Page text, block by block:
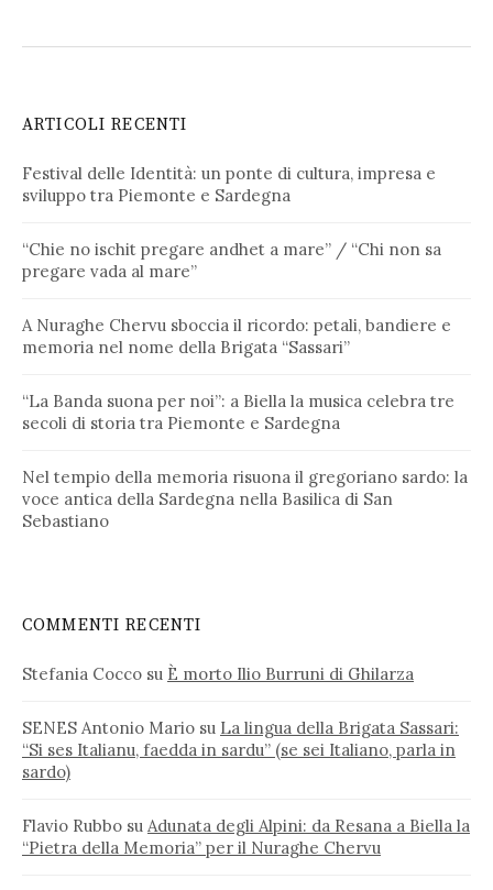
ARTICOLI RECENTI
Festival delle Identità: un ponte di cultura, impresa e
sviluppo tra Piemonte e Sardegna
“Chie no ischit pregare andhet a mare” / “Chi non sa
pregare vada al mare”
A Nuraghe Chervu sboccia il ricordo: petali, bandiere e
memoria nel nome della Brigata “Sassari”
“La Banda suona per noi”: a Biella la musica celebra tre
secoli di storia tra Piemonte e Sardegna
Nel tempio della memoria risuona il gregoriano sardo: la
voce antica della Sardegna nella Basilica di San
Sebastiano
COMMENTI RECENTI
Stefania Cocco su È morto Ilio Burruni di Ghilarza
SENES Antonio Mario su La lingua della Brigata Sassari:
“Si ses Italianu, faedda in sardu” (se sei Italiano, parla in
sardo)
Flavio Rubbo su Adunata degli Alpini: da Resana a Biella la
“Pietra della Memoria” per il Nuraghe Chervu